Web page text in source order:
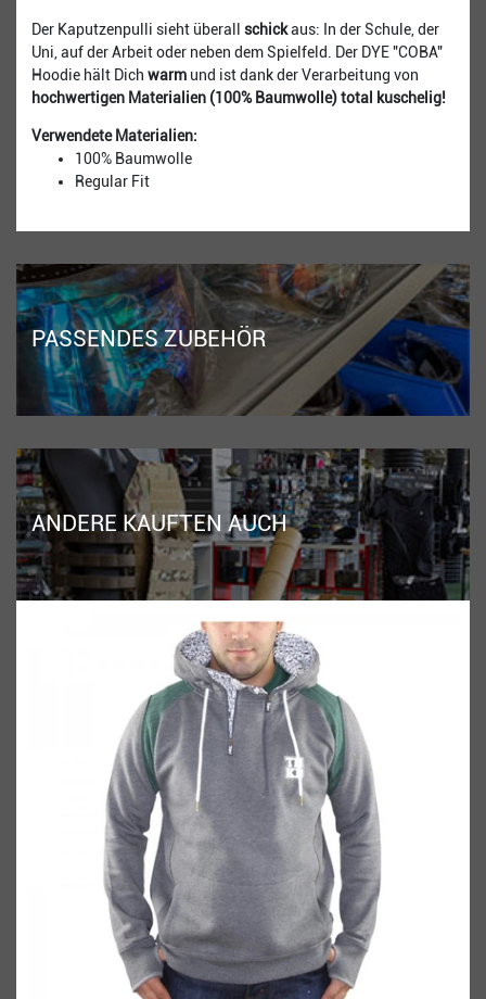
Der Kaputzenpulli sieht überall schickaus: In der Schule, der
Uni, auf der Arbeit oder neben dem Spielfeld. Der DYE "COBA"
Hoodie hält Dich warm und ist dank der Verarbeitung von
hochwertigen Materialien (100% Baumwolle) total kuschelig!
Verwendete Materialien:
100% Baumwolle
Regular Fit
PASSENDES ZUBEHÖR
ANDERE KAUFTEN AUCH